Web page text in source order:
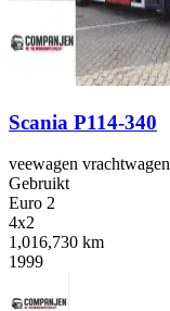
Scania P114-340
veewagen vrachtwagen
Gebruikt
Euro 2
4x2
1,016,730 km
1999